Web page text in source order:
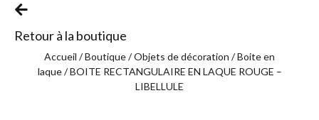
Retour à la boutique
Accueil /Boutique/Objets de décoration /Boite en
laque/ BOITE RECTANGULAIRE EN LAQUE ROUGE –
LIBELLULE